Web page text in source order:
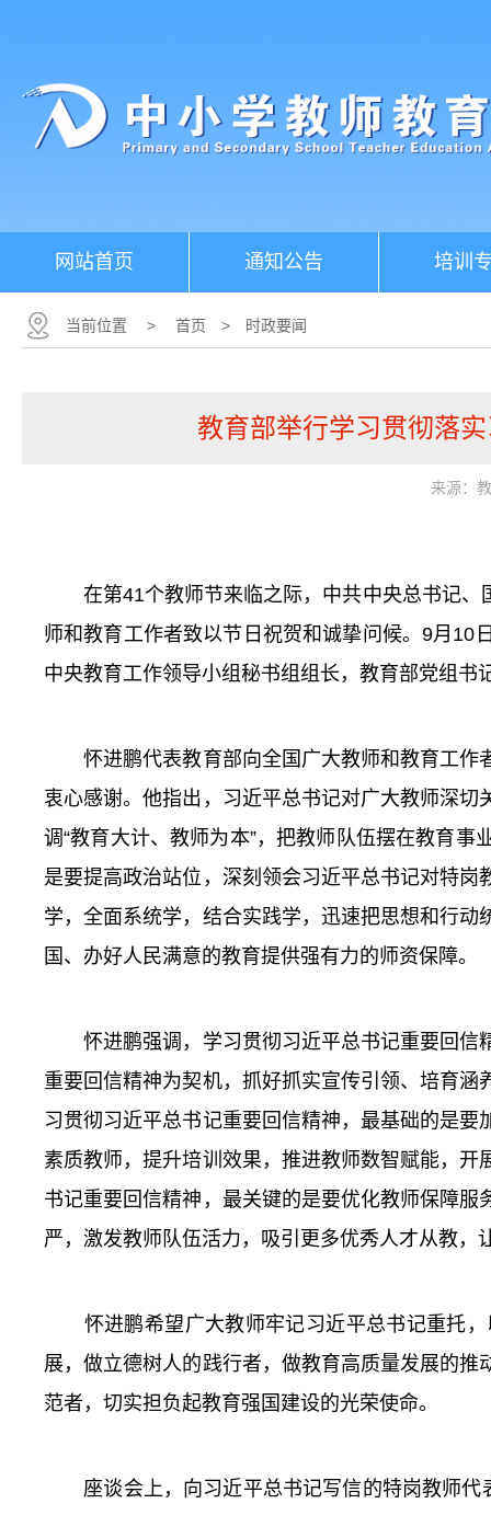
网站首页 通知公告 培训
当前位置 > 首页 > 时政要闻
教育部举行学习贯彻落
来源：
在第41个教师节来临之际，中共中央总书记、
师和教育工作者致以节日祝贺和诚挚问候。9月10
中央教育工作领导小组秘书组组长，教育部党组
怀进鹏代表教育部向全国广大教师和教育工作
衷心感谢。他指出，习近平总书记对广大教师深
调“教育大计、教师为本”，把教师队伍摆在教育
是要提高政治站位，深刻领会习近平总书记对特
学，全面系统学，结合实践学，迅速把思想和行
国、办好人民满意的教育提供强有力的师资保障。
怀进鹏强调，学习贯彻习近平总书记重要回信
重要回信精神为契机，抓好抓实宣传引领、培育
习贯彻习近平总书记重要回信精神，最基础的是
素质教师，提升培训效果，推进教师数智赋能，
书记重要回信精神，最关键的是要优化教师保障
严，激发教师队伍活力，吸引更多优秀人才从教，
怀进鹏希望广大教师牢记习近平总书记重托，
展，做立德树人的践行者，做教育高质量发展的
范者，切实担负起教育强国建设的光荣使命。
座谈会上，向习近平总书记写信的特岗教师代